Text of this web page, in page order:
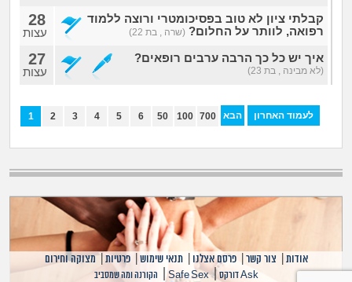
קבלתי ציון לא טוב בפסיכומטרי ורוצה ללמוד
רפואה, לוותר על החלום? (שרה , בת 22)
28
עצות
איך יש כל כך הרבה ערבים רופאים?
(לא מבינה , בת 23)
27
עצות
1 2 3 4 5 6 50 100 700 הבא לעמוד האחרון
אודות צור קשר |פרסם אצלנו |תנאי שימוש |פרטיות |מצוקה וחירום
Ask דורקס |
Safe Sex
| הקורנה ומה שמסביב